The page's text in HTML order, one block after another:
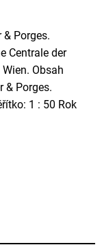
Porges.
Centrale der
Obsah
& Porges.
1 : 50 Rok